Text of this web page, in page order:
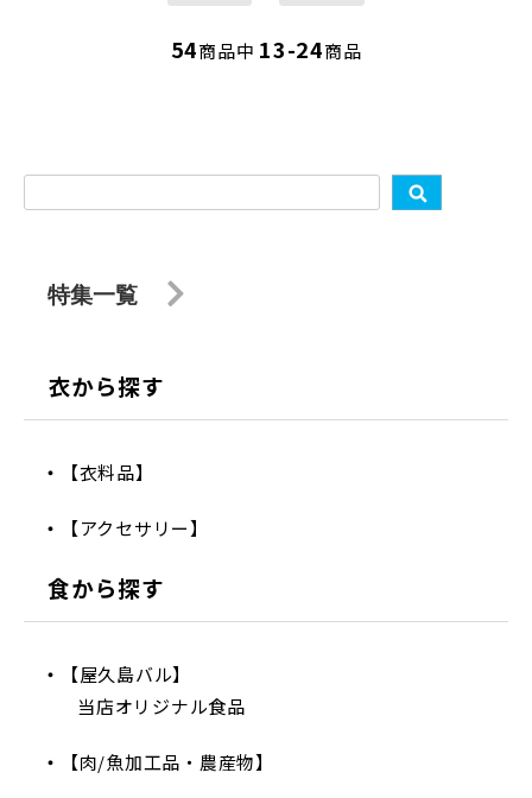
54商品中 13-24商品
特集一覧
衣から探す
【衣料品】
【アクセサリー】
食から探す
【屋久島バル】
当店オリジナル食品
【肉/魚加工品・農産物】